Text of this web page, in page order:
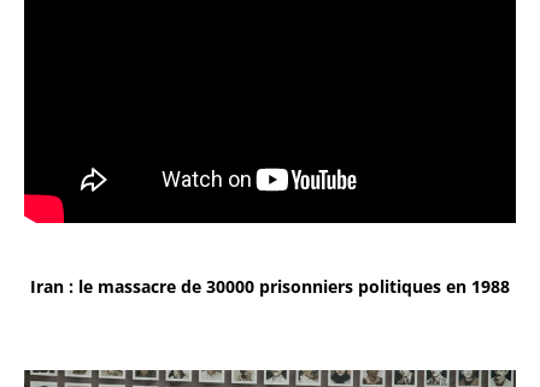
Iran : le massacre de 30000 prisonniers politiques en 1988